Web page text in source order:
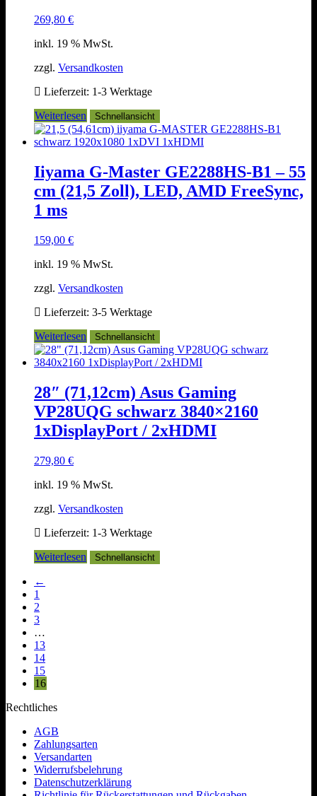
269,80 €
inkl. 19 % MwSt.
zzgl. Versandkosten
Lieferzeit: 1-3 Werktage
Weiterlesen
Schnellansicht
Iiyama G-Master GE2288HS-B1 – 55
cm (21,5 Zoll), LED, AMD FreeSync,
1 ms
159,00 €
inkl. 19 % MwSt.
zzgl. Versandkosten
Lieferzeit: 3-5 Werktage
Weiterlesen
Schnellansicht
28″ (71,12cm) Asus Gaming
VP28UQG schwarz 3840×2160
1xDisplayPort / 2xHDMI
279,80 €
inkl. 19 % MwSt.
zzgl. Versandkosten
Lieferzeit: 1-3 Werktage
Weiterlesen
Schnellansicht
←
1
2
3
…
13
14
15
16
Rechtliches
AGB
Zahlungsarten
Versandarten
Widerrufsbelehrung
Datenschutzerklärung